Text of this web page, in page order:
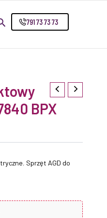
791 73 73 73
BPX
, Sprzęt AGD do